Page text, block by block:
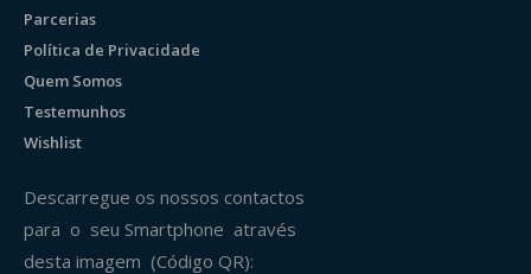
Parcerias
Política de Privacidade
Quem Somos
Testemunhos
Wishlist
Descarregue os nossos contactos
para o seu Smartphone através
desta imagem (Código QR):